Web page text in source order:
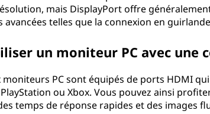
mais DisplayPort offre
avancées telles que la connexion en
un moniteur PC avec une
PC sont équipés de ports HDMI
ou Xbox. Vous pouvez ainsi
temps de réponse rapides et des images